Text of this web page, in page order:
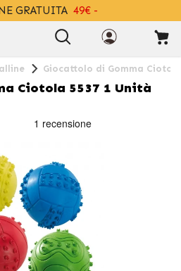
GRATUITA 49€ -
Giocattolo di Gomma
Ciotola 5537 1 Unità